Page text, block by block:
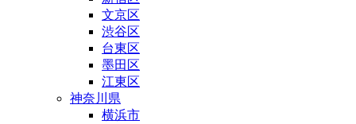
文京区
渋谷区
台東区
墨田区
江東区
神奈川県
横浜市